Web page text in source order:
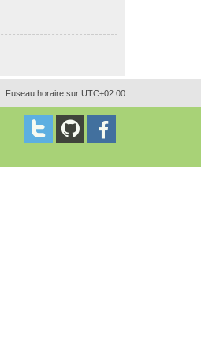
Fuseau horaire sur UTC+02:00